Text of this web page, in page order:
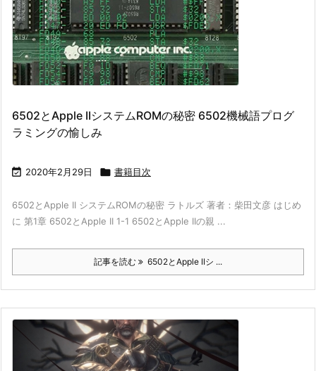
6502とApple IIシステムROMの秘密 6502機械語プログ
ラミングの愉しみ
 2020年2月29日  書籍目次
6502とApple II システムROMの秘密 ラトルズ 著者：柴田文彦 はじめ
に 第1章 6502とApple II 1-1 6502とApple IIの親 ...
記事を読む 6502とApple IIシ ...